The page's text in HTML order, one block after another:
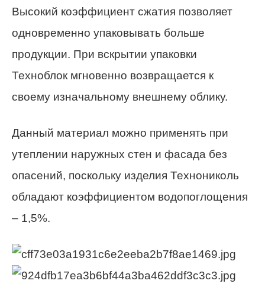
Высокий коэффициент сжатия позволяет
одновременно упаковывать больше
продукции. При вскрытии упаковки
Техноблок мгновенно возвращается к
своему изначальному внешнему облику.
Данный материал можно применять при
утеплении наружных стен и фасада без
опасений, поскольку изделия Технониколь
обладают коэффициентом водопоглощения
– 1,5%.